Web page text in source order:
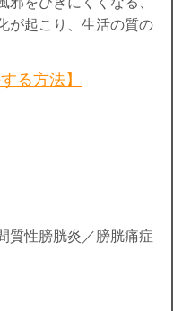
が起こり、生活の質の
る方法】
質性膀胱炎／膀胱痛症